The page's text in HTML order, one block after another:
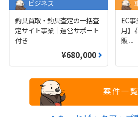
ビジネス
釣具買取・釣具査定の一括査
定サイト事業｜運営サポート
付き
¥680,000
EC
月】
販 ...
案件一覧